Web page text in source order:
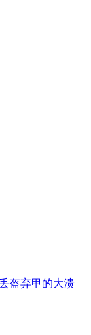
盔弃甲的大溃